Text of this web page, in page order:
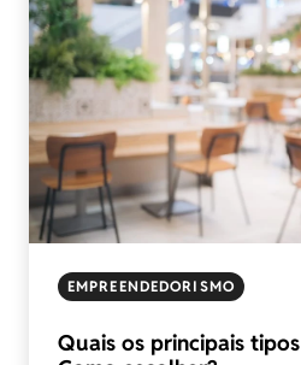
EMPREENDEDORISMO
Quais os principais